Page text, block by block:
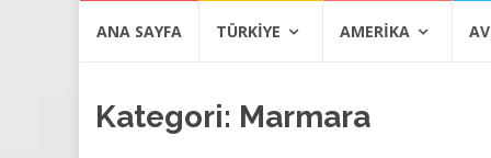
atlaANA SAYFA TÜRKIYE AMERIKA
Kategori: Marmara